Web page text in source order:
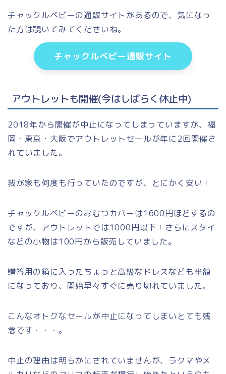
チャックルベビーの通販サイトがあるので、気になっ
た方は覗いてみてくださいね。
チャックルベビー通販サイト
アウトレットも開催(今はしばらく休止中)
2018年から開催が中止になってしまっていますが、福
岡・東京・大阪でアウトレットセールが年に2回開催さ
れていました。
我が家も何度も行っていたのですが、とにかく安い！
チャックルベビーのおむつカバーは1600円ほどするの
ですが、アウトレットでは1000円以下！さらにスタイ
などの小物は100円から販売していました。
贈答用の箱に入ったちょっと高級なドレスなども半額
になっており、開始早々すぐに売り切れていました。
こんなオトクなセールが中止になってしまいとても残
念です・・・。
中止の理由は明らかにされていませんが、ラクマやメ